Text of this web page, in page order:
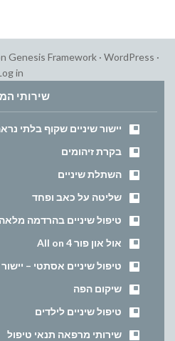
Genesis Framework · WordPress ·
in
שירותי
יישור שיניים שקוף בלתי
בקרת זיהומים
השתלת שיניים
שליטה על כאב ופחד
טיפול שיניים בהרדמה מלאה
אול און פור All on 4
טיפול שיניים אסתטי –
שיקום הפה
טיפול שיניים לילדים
שירותי מרפאה תנאי טיפול